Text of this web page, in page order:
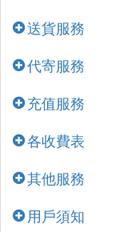
送貨服務
代寄服務
充值服務
各收費表
其他服務
用戶須知